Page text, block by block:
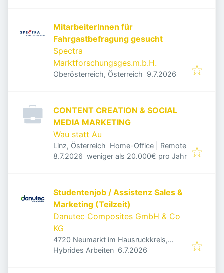
MitarbeiterInnen für
Fahrgastbefragung gesucht
Spectra
Marktforschungsges.m.b.H.
Oberösterreich, Österreich Veröffentlicht
9.7.2026
CONTENT CREATION & SOCIAL
MEDIA MARKETING
Wau statt Au
Linz, Österreich Home-Office | Remote
Veröffentlicht:
8.7.2026 weniger als 20.000€ pro Jahr
Studentenjob / Assistenz Sales &
Marketing (Teilzeit)
Danutec Composites GmbH & Co
KG
4720 Neumarkt im Hausruckkreis,
Österreich
Hybrides Arbeiten Veröffentlicht
6.7.2026